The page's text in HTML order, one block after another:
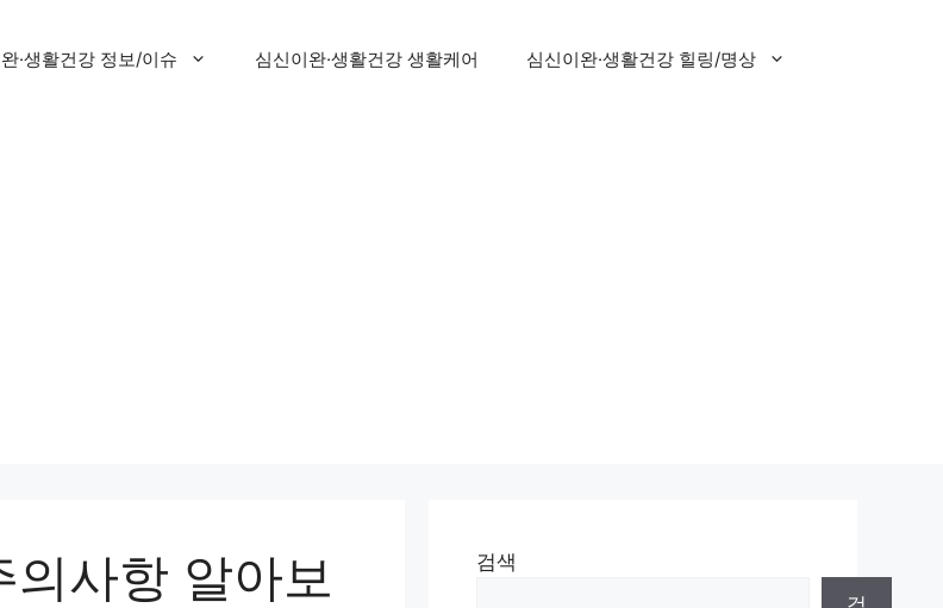
·생활건강 정보/이슈 심신이완·생활건강 생활케어 심신이완·생활건강 힐링/명상
사항 알아보
검색